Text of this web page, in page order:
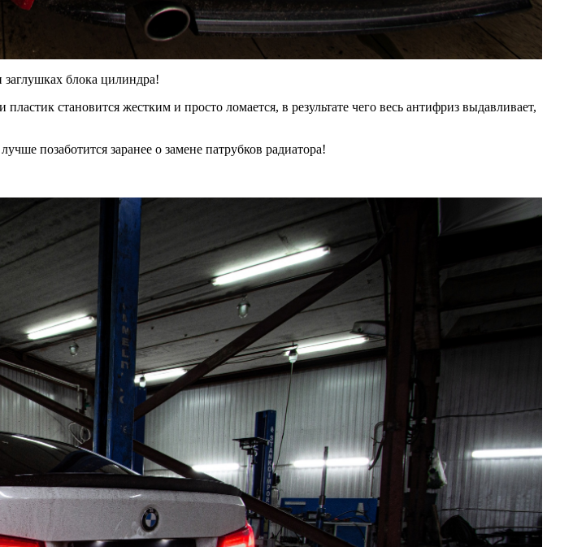
блока цилиндра!
становится жестким и просто ломается, в результате чего весь антифриз выдавливает,
позаботится заранее о замене патрубков радиатора!